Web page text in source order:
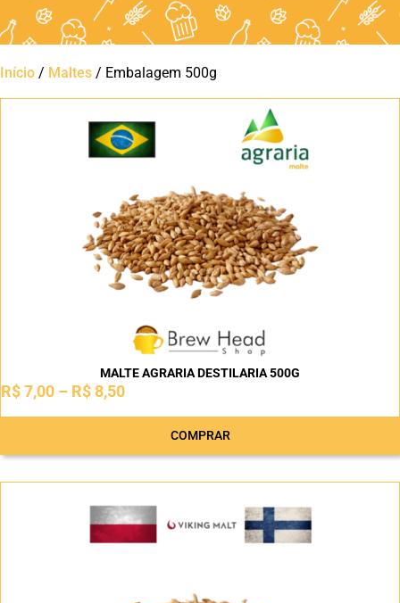
Início / Maltes / Embalagem 500g
MALTE AGRARIA DESTILARIA 500G
R$7,00 – R$ 8,50
COMPRAR